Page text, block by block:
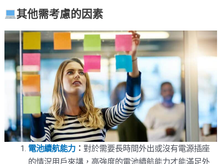
其他需考慮的因素
電池續航能力 ：對於需要長時間外出或沒有電源插座
的情況用戶來講，高強度的電池續航能力才能滿足外